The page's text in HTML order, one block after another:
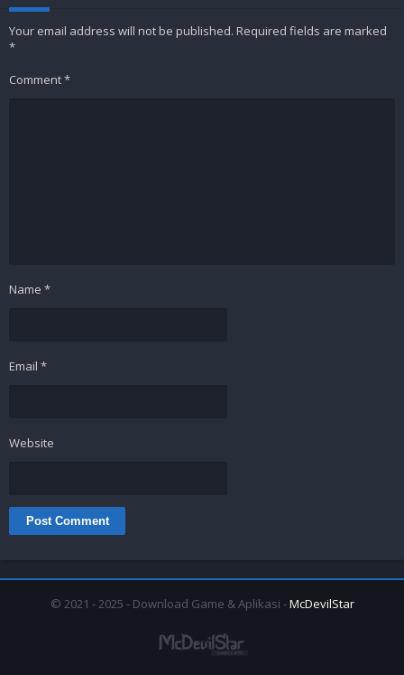
Your email address will not be published. Required fields are marked
*
Comment*
Name *
Email *
Website
© 2021 - 2025 - Download Game & Aplikasi -McDevilStar